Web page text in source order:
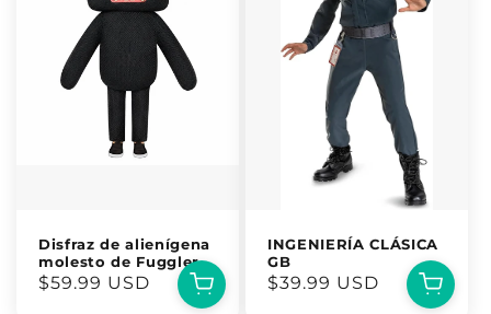
Disfraz de alienígena
molesto de Fuggler
Precio
$59.99 USD
INGENIERÍA CLÁSICA
GB
Precio
$39.99 USD